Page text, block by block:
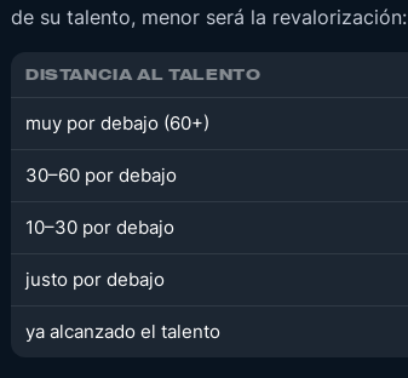
de su talento, menor será la revalorización:
DISTANCIA AL TALENTO
muy por debajo (60+)
30–60 por debajo
10–30 por debajo
justo por debajo
ya alcanzado el talento